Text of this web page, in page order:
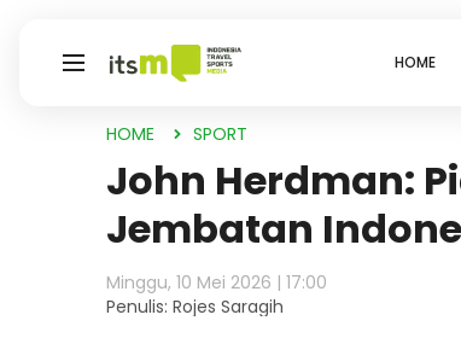
HOME
HOME SPORT
John Herdman:
Jembatan
Minggu, 10 Mei 2026 | 17:00
Penulis: Rojes Saragih